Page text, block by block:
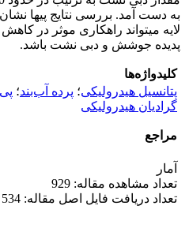
به دست آمد. بررسی نتایج پی­ها نشان
لایه می­تواند راهکاری موثر در
پدیده جوشش و دبی نشت باشد.
کلیدواژه‌ها
پتانسیل هیدرولیکی؛ پرده آب‌بند؛
گرادیان هیدرولیکی
مراجع
آمار
تعداد مشاهده مقاله: 929
تعداد دریافت فایل اصل مقاله: 534